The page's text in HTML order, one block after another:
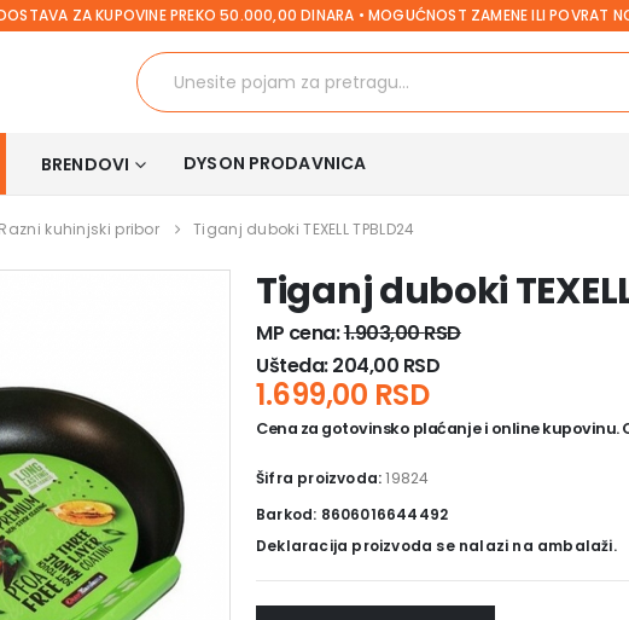
ZA KUPOVINE PREKO 50.000,00 DINARA • MOGUĆNOST ZAMENE ILI POVRAT
BRENDOVI DYSON PRODAVNICA
Razni kuhinjski pribor Tiganj duboki TEXELL TPBLD24
Tiganj duboki
MP cena:1.903,00RSD
Ušteda:204,00 RSD
1.699,00 RSD
Cena za gotovinsko plaćanje i online kupovinu.
Šifra proizvoda:19824
Barkod: 8606016644492
Deklaracija proizvoda se nalazi na ambalaži.